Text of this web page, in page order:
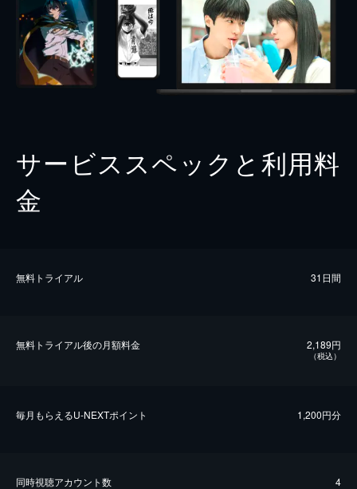
サービススペックと利用料
金
無料トライアル 31日間
無料トライアル後の⽉額料金 2,189円
（税込）
毎⽉もらえるU-NEXTポイント 1,200円分
同時視聴アカウント数 4